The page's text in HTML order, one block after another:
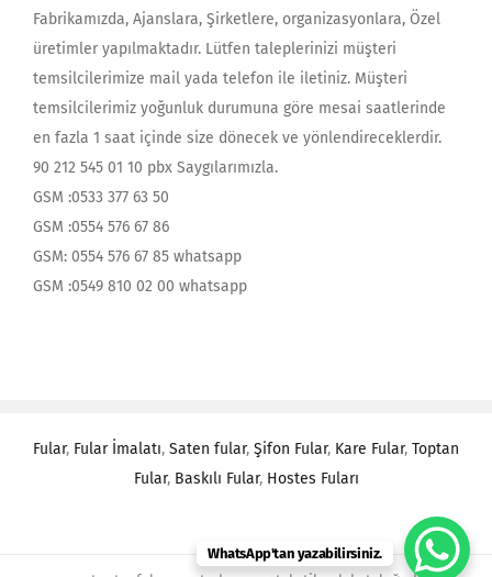
Fabrikamızda, Ajanslara, Şirketlere, organizasyonlara, Özel
üretimler yapılmaktadır. Lütfen taleplerinizi müşteri
temsilcilerimize mail yada telefon ile iletiniz. Müşteri
temsilcilerimiz yoğunluk durumuna göre mesai saatlerinde
en fazla 1 saat içinde size dönecek ve yönlendireceklerdir.
90 212 545 01 10 pbx Saygılarımızla.
GSM :0533 377 63 50
GSM :0554 576 67 86
GSM: 0554 576 67 85 whatsapp
GSM :0549 810 02 00 whatsapp
Fular, Fular İmalatı, Saten fular, Şifon Fular, Kare Fular, Toptan
Fular, Baskılı Fular, Hostes Fuları
WhatsApp'tan yazabilirsiniz.